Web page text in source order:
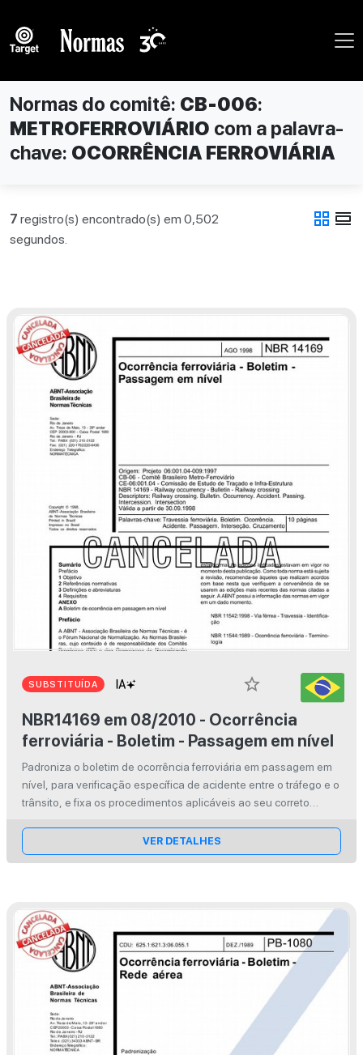
Normas do comitê: CB-006:
METROFERROVIÁRIO com a palavra-
chave: OCORRÊNCIA FERROVIÁRIA
7 registro(s) encontrado(s) em 0,502
segundos.
grid_view view_day
SUBSTITUÍDA
star_border
NBR14169 em 08/2010 - Ocorrência
ferroviária - Boletim - Passagem em nível
Padroniza o boletim de ocorrência ferroviária em passagem em
nível, para verificação específica de acidente entre o tráfego e o
trânsito, e fixa os procedimentos aplicáveis ao seu correto
VER DETALHES